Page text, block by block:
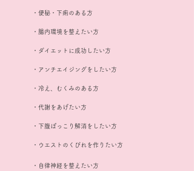
・便秘・下痢のある方
・腸内環境を整えたい方
・ダイエットに成功したい方
・アンチエイジングをしたい方
・自律神経を整えたい方
・冷え、むくみのある方
・代謝をあげたい方
・下腹ぽっこり解消をしたい方
・ウエストのくびれを作りたい方